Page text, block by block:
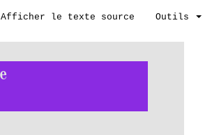
Afficher le texte source Outils